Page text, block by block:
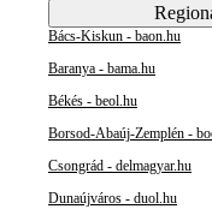
Bács-Kiskun - baon.hu
Baranya - bama.hu
Békés - beol.hu
Borsod-Abaúj-Zemplén -
Csongrád - delmagyar.hu
Dunaújváros - duol.hu